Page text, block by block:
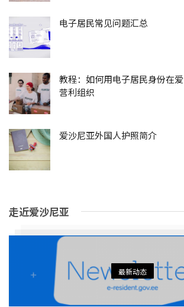
电子居民常见问题汇总
教程：如何用电子居民身份在
营利组织
爱沙尼亚外国人护照简介
走近爱沙尼亚
最新动态